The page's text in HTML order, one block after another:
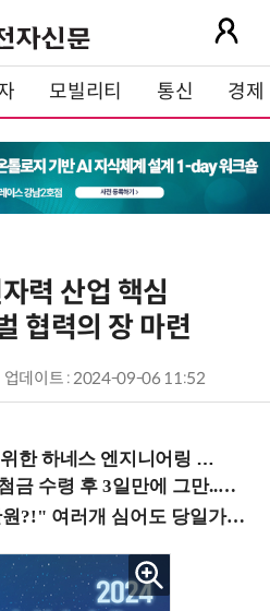
모빌리티 통신 경제
력 산업 핵심
협력의 장 마련
업데이트 : 2024-09-06 11:52
지니어링 입문과정 (8/20 신논현역)